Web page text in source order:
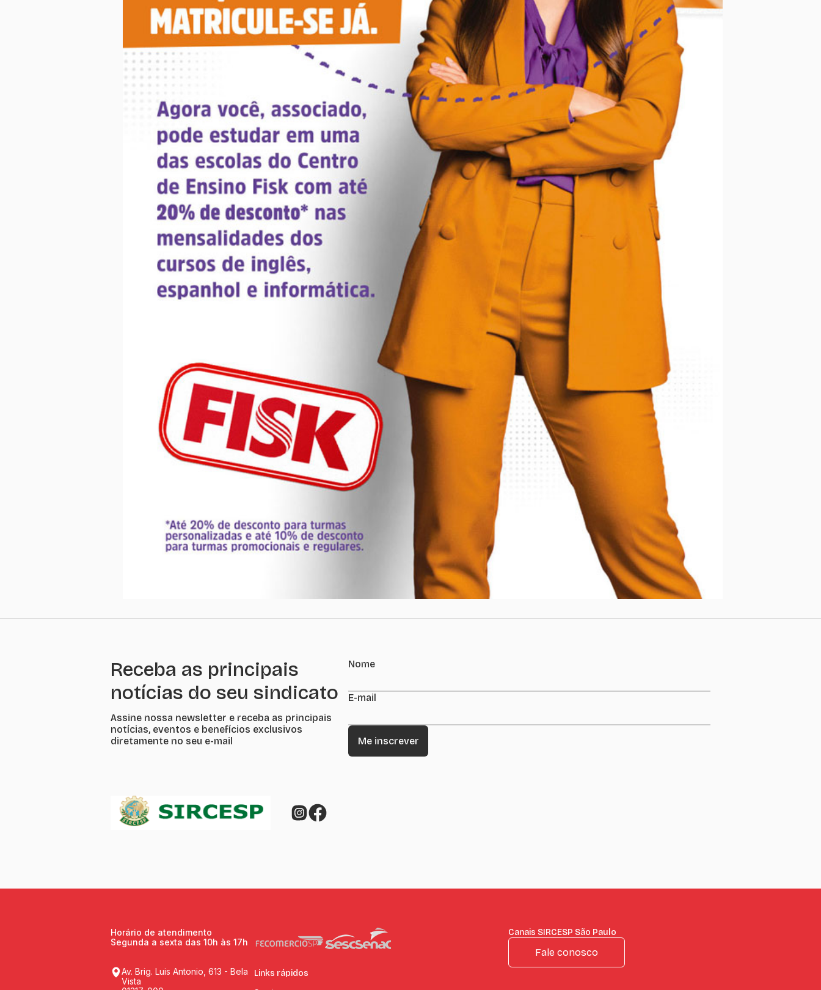
Receba as principais
notícias do seu sindicato
Assine nossa newsletter e receba as principais
notícias, eventos e benefícios exclusivos
diretamente no seu e-mail
Nome
E-mail
Horário de atendimento
Segunda a sexta das 10h às 17h
Av. Brig. Luis Antonio, 613 - Bela
Vista
Links rápidos
Canais SIRCESP São Paulo
Fale conosco